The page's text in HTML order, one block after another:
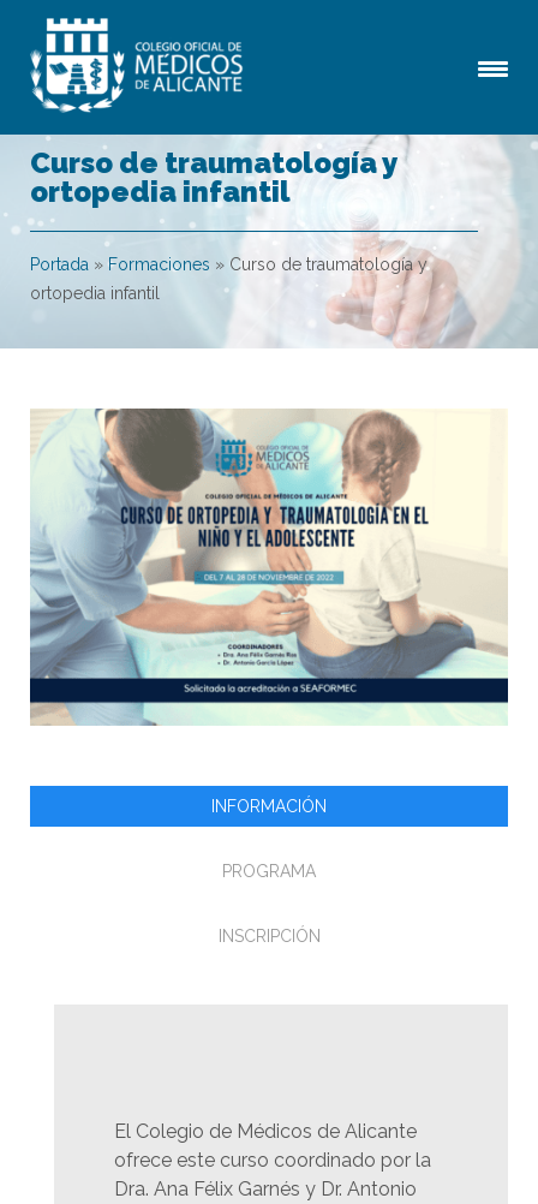
Curso de traumatología y
ortopedia infantil
Portada » Formaciones » Curso de traumatología y
ortopedia infantil
INFORMACIÓN
PROGRAMA
INSCRIPCIÓN
El Colegio de Médicos de Alicante
ofrece este curso coordinado por la
Dra. Ana Félix Garnés y Dr. Antonio